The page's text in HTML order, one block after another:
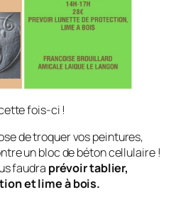
fois-ci !
de troquer vos peintures,
un bloc de béton cellulaire !
faudra prévoir tablier,
et lime à bois.